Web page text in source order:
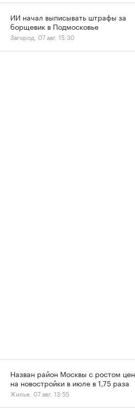
ИИ начал выписывать штрафы за
борщевик в Подмосковье
Загород, 07 авг, 15:30
Назван район Москвы с ростом цен
на новостройки в июле в 1,75 раза
Жилье, 07 авг, 13:55